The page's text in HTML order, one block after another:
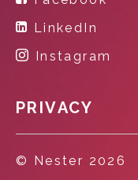
LinkedIn
Instagram
PRIVACY
© Nester 2026